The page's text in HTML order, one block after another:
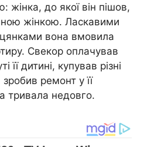
жінка, до якої він пішов,
жінкою. Ласкавими
вона вмовила
Свекор оплачував
її дитині, купував різні
ремонт у її
тривала недовго.